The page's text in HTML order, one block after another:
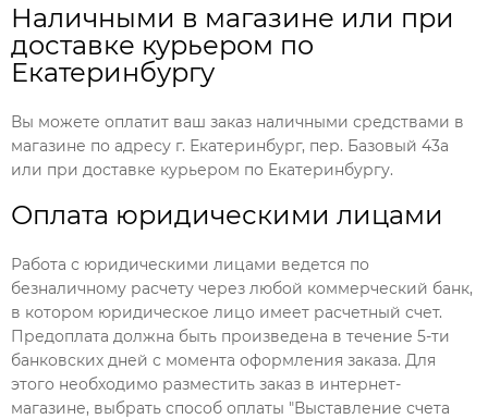
Наличными в магазине или при
доставке курьером по
Екатеринбургу
Вы можете оплатит ваш заказ наличными средствами в
магазине по адресу г. Екатеринбург, пер. Базовый 43а
или при доставке курьером по Екатеринбургу.
Оплата юридическими лицами
Работа с юридическими лицами ведется по
безналичному расчету через любой коммерческий банк,
в котором юридическое лицо имеет расчетный счет.
Предоплата должна быть произведена в течение 5-ти
банковских дней с момента оформления заказа. Для
этого необходимо разместить заказ в интернет-
магазине, выбрать способ оплаты "Выставление счета